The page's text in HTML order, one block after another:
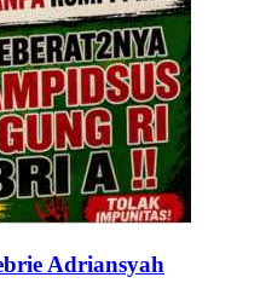
Adriansyah